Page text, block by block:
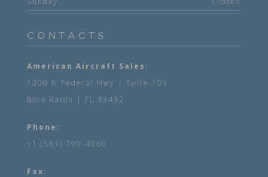
CONTACTS
American Aircraft Sales:
1300 N Federal Hwy | Suite 105
Boca Raton | FL 33432
Phone:
+1 (561) 790-4060
Fax: